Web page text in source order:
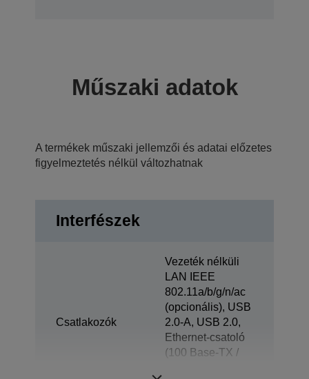
Műszaki adatok
A termékek műszaki jellemzői és adatai előzetes
figyelmeztetés nélkül változhatnak
Interfészek
Csatlakozók
Vezeték nélküli
LAN IEEE
802.11a/b/g/n/ac
(opcionális), USB
2.0-A, USB 2.0,
Ethernet-csatoló
(100 Base-TX /